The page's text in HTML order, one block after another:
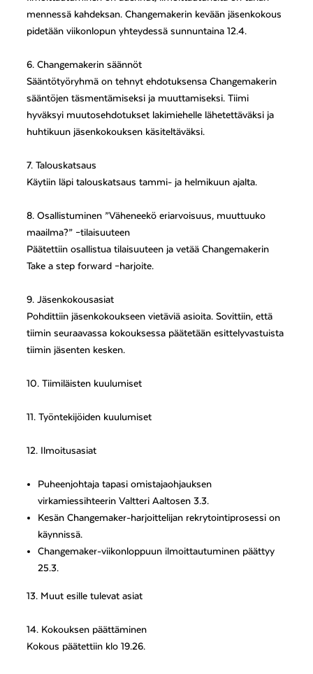
mennessä kahdeksan. Changemakerin kevään jäsenkokous
pidetään viikonlopun yhteydessä sunnuntaina 12.4.
6. Changemakerin säännöt
Sääntötyöryhmä on tehnyt ehdotuksensa Changemakerin
sääntöjen täsmentämiseksi ja muuttamiseksi. Tiimi
hyväksyi muutosehdotukset lakimiehelle lähetettäväksi ja
huhtikuun jäsenkokouksen käsiteltäväksi.
7. Talouskatsaus
Käytiin läpi talouskatsaus tammi- ja helmikuun ajalta.
8. Osallistuminen ”Väheneekö eriarvoisuus, muuttuuko
maailma?” –tilaisuuteen
Päätettiin osallistua tilaisuuteen ja vetää Changemakerin
Take a step forward –harjoite.
9. Jäsenkokousasiat
Pohdittiin jäsenkokoukseen vietäviä asioita. Sovittiin, että
tiimin seuraavassa kokouksessa päätetään esittelyvastuista
tiimin jäsenten kesken.
10. Tiimiläisten kuulumiset
11. Työntekijöiden kuulumiset
12. Ilmoitusasiat
Puheenjohtaja tapasi omistajaohjauksen
virkamiessihteerin Valtteri Aaltosen 3.3.
Kesän Changemaker-harjoittelijan rekrytointiprosessi on
käynnissä.
Changemaker-viikonloppuun ilmoittautuminen päättyy
25.3.
13. Muut esille tulevat asiat
14. Kokouksen päättäminen
Kokous päätettiin klo 19.26.